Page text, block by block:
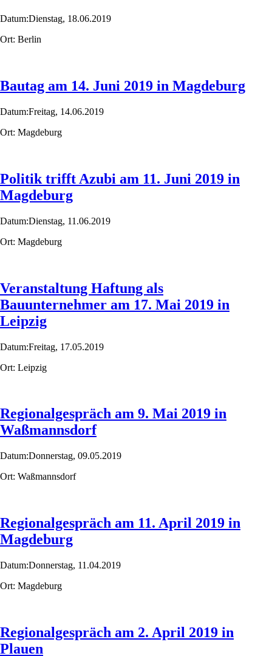
Datum:Dienstag, 18.06.2019
Ort: Berlin
Bautag am 14. Juni 2019 in Magdeburg
Datum:Freitag, 14.06.2019
Ort: Magdeburg
Politik trifft Azubi am 11. Juni 2019 in
Magdeburg
Datum:Dienstag, 11.06.2019
Ort: Magdeburg
Veranstaltung Haftung als
Bauunternehmer am 17. Mai 2019 in
Leipzig
Datum:Freitag, 17.05.2019
Ort: Leipzig
Regionalgespräch am 9. Mai 2019 in
Waßmannsdorf
Datum:Donnerstag, 09.05.2019
Ort: Waßmannsdorf
Regionalgespräch am 11. April 2019 in
Magdeburg
Datum:Donnerstag, 11.04.2019
Ort: Magdeburg
Regionalgespräch am 2. April 2019 in
Plauen